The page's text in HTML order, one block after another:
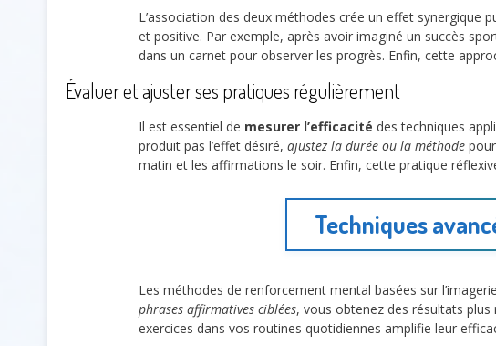
L’association des deux méthodes crée un effet synergique
et positive. Par exemple, après avoir imaginé un succès
dans un carnet pour observer les progrès. Enfin, cette
Évaluer et ajuster ses pratiques régulièrement
Il est essentiel de mesurer l’efficacité des techniques
produit pas l’effet désiré, ajustez la durée ou la méthode
matin et les affirmations le soir. Enfin, cette pratique
Techniques
Les méthodes de renforcement mental basées sur
phrases affirmatives ciblées, vous obtenez des résultats plus
exercices dans vos routines quotidiennes amplifie leur